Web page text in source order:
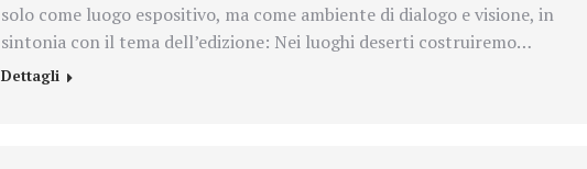
solo come luogo espositivo, ma come ambiente di dialogo e visione, in
sintonia con il tema dell’edizione: Nei luoghi deserti costruiremo…
Dettagli